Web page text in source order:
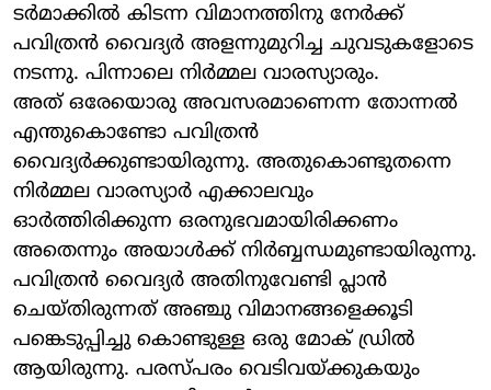
ടര്‍മാക്കില്‍ കിടന്ന വിമാനത്തിനു നേര്‍ക്ക്
പവിത്രന്‍ വൈദ്യര്‍ അളന്നുമുറിച്ച ചുവടുകളോടെ
നടന്നു. പിന്നാലെ നിര്‍മ്മല വാരസ്യാരും.
അത് ഒരേയൊരു അവസരമാണെന്ന തോന്നല്‍
എന്തുകൊണ്ടോ പവിത്രന്‍
വൈദ്യര്‍ക്കുണ്ടായിരുന്നു. അതുകൊണ്ടുതന്നെ
നിര്‍മ്മല വാരസ്യാര്‍ എക്കാലവും
ഓര്‍ത്തിരിക്കുന്ന ഒരനുഭവമായിരിക്കണം
അതെന്നും അയാള്‍ക്ക് നിര്‍ബ്ബന്ധമുണ്ടായിരുന്നു.
പവിത്രന്‍ വൈദ്യര്‍ അതിനുവേണ്ടി പ്ലാന്‍
ചെയ്തിരുന്നത് അഞ്ചു വിമാനങ്ങളെക്കൂടി
പങ്കെടുപ്പിച്ചു കൊണ്ടുള്ള ഒരു മോക് ഡ്രില്‍
ആയിരുന്നു. പരസ്പരം വെടിവയ്ക്കുകയും